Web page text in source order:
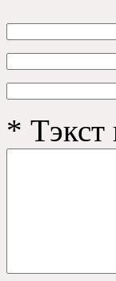
* Тэкст